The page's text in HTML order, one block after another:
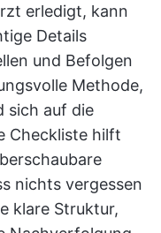
erledigt, kann
Details
und Befolgen
Methode,
sich auf die
Checkliste hilft
nichts vergessen
klare Struktur,